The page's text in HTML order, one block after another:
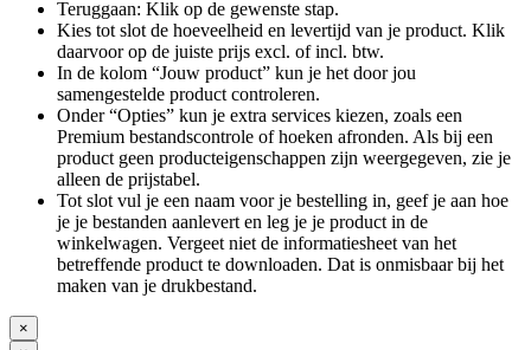
Teruggaan: Klik op de gewenste stap.
Kies tot slot de hoeveelheid en levertijd van je product. Klik
daarvoor op de juiste prijs excl. of incl. btw.
In de kolom “Jouw product” kun je het door jou
samengestelde product controleren.
Onder “Opties” kun je extra services kiezen, zoals een
Premium bestandscontrole of hoeken afronden. Als bij een
product geen producteigenschappen zijn weergegeven, zie je
alleen de prijstabel.
Tot slot vul je een naam voor je bestelling in, geef je aan hoe
je je bestanden aanlevert en leg je je product in de
winkelwagen. Vergeet niet de informatiesheet van het
betreffende product te downloaden. Dat is onmisbaar bij het
maken van je drukbestand.
×